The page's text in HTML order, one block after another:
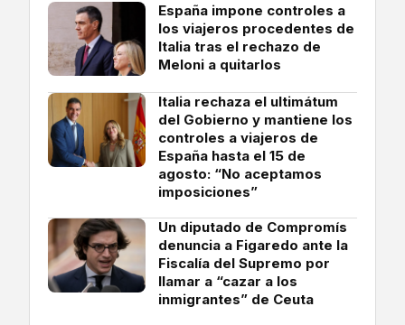
España impone controles a
los viajeros procedentes de
Italia tras el rechazo de
Meloni a quitarlos
Italia rechaza el ultimátum
del Gobierno y mantiene los
controles a viajeros de
España hasta el 15 de
agosto: “No aceptamos
imposiciones”
Un diputado de Compromís
denuncia a Figaredo ante la
Fiscalía del Supremo por
llamar a “cazar a los
inmigrantes” de Ceuta